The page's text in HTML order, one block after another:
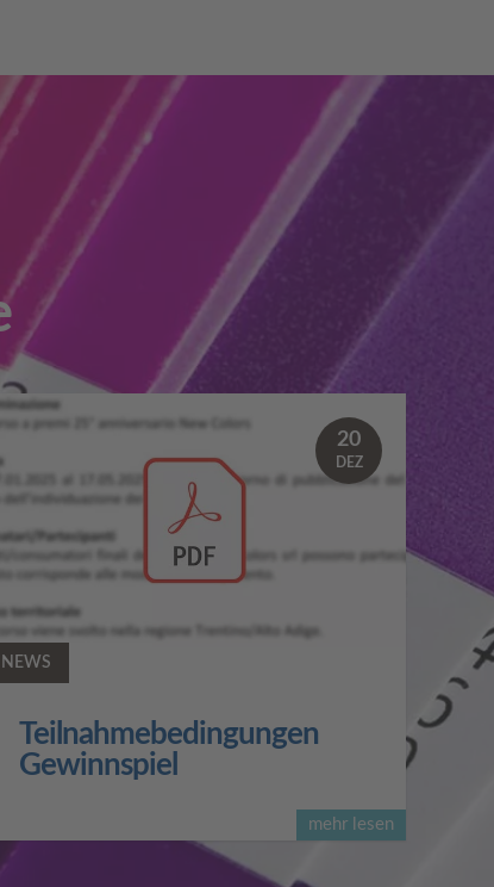
mehr lesen
Teilnahmebedingungen
Gewinnspiel
NEWS
20
DEZ